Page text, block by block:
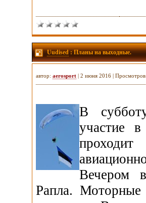
Uudised: Планы на выходные.
автор: aerosport | 2 июня 2016 |
В
участие
Вечером
Рапла.